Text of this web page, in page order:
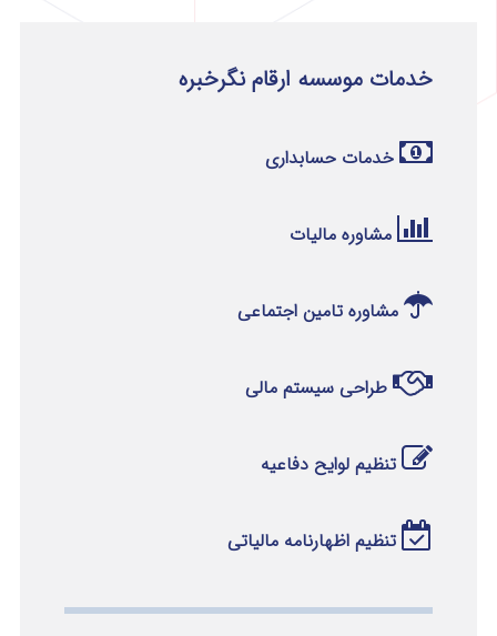
خدمات موسسه ارقام نگرخبره
خدمات حسابداری
مشاوره مالیات
مشاوره تامین اجتماعی
طراحی سیستم مالی
تنظیم لوایح دفاعیه
تنظیم اظهارنامه مالیاتی